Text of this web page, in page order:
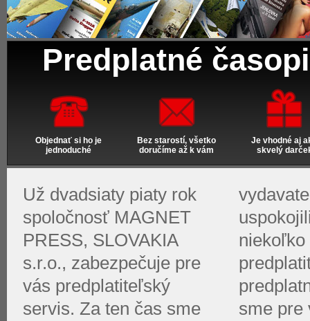
Predplatné
Objednať si ho je
jednoduché
Bez starostí, všetko
doručíme až k vám
Je vhodné aj
skvelý
Už dvadsiaty piaty rok
spoločnosť MAGNET
PRESS, SLOVAKIA
s.r.o., zabezpečuje pre
vás predplatiteľský
servis. Za ten čas sme
sme pre